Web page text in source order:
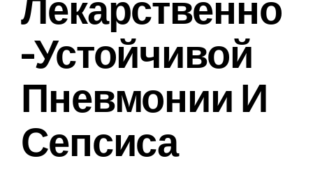
-устойчивой
Пневмонии И
Сепсиса